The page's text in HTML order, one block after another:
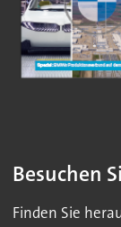
Besuchen
Finden Sie